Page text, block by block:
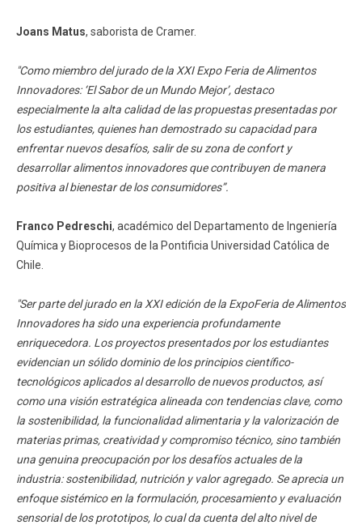
Joans Matus, saborista de Cramer.
"Como miembro del jurado de la XXI Expo Feria de Alimentos
Innovadores: ‘El Sabor de un Mundo Mejor’, destaco
especialmente la alta calidad de las propuestas presentadas por
los estudiantes, quienes han demostrado su capacidad para
enfrentar nuevos desafíos, salir de su zona de confort y
desarrollar alimentos innovadores que contribuyen de manera
positiva al bienestar de los consumidores”.
Franco Pedreschi, académico del Departamento de Ingeniería
Química y Bioprocesos de la Pontificia Universidad Católica de
Chile.
"Ser parte del jurado en la XXI edición de la ExpoFeria de Alimentos
Innovadores ha sido una experiencia profundamente
enriquecedora. Los proyectos presentados por los estudiantes
evidencian un sólido dominio de los principios científico-
tecnológicos aplicados al desarrollo de nuevos productos, así
como una visión estratégica alineada con tendencias clave, como
la sostenibilidad, la funcionalidad alimentaria y la valorización de
materias primas, creatividad y compromiso técnico, sino también
una genuina preocupación por los desafíos actuales de la
industria: sostenibilidad, nutrición y valor agregado. Se aprecia un
enfoque sistémico en la formulación, procesamiento y evaluación
sensorial de los prototipos, lo cual da cuenta del alto nivel de